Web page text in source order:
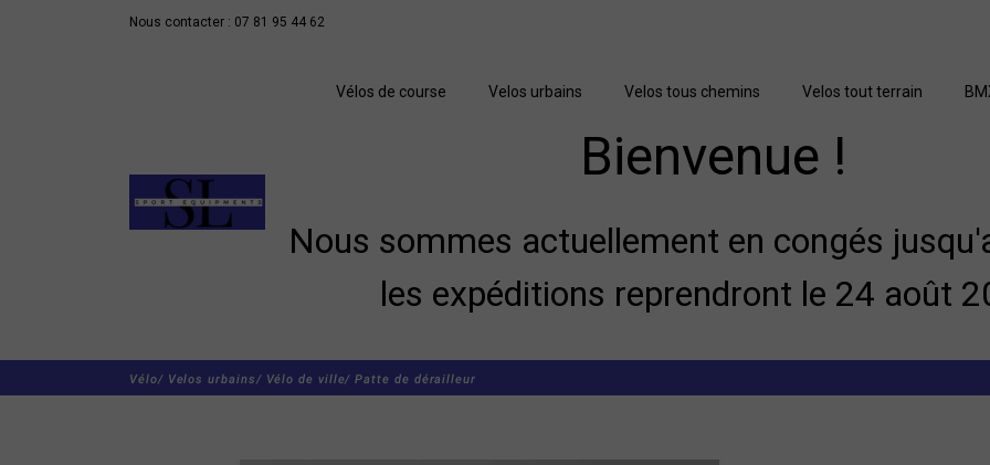
Nous contacter : 07 81 95 44 62
Vélos de course Velos urbains Velos tous chemins Velos tout terrain
Bienvenue !
Nous sommes actuellement en congés
les expéditions reprendront le 24 août
Vélo/ Velos urbains/ Vélo de ville/ Patte de dérailleur